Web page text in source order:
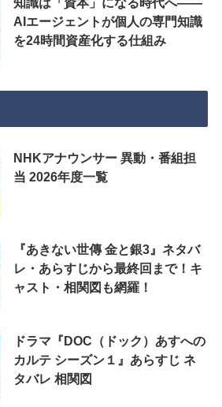
AIエージェントが個人の専門知識
を24時間資産化する仕組み
NHKアナウンサー 異動・番組担
当 2026年度一覧
『あきない世傳 金と銀3』ネタバ
レ・あらすじから最終回まで！キ
ャスト・相関図も網羅！
ドラマ『DOC（ドック）あすへの
カルテ シーズン１』あらすじ ネ
タバレ 相関図